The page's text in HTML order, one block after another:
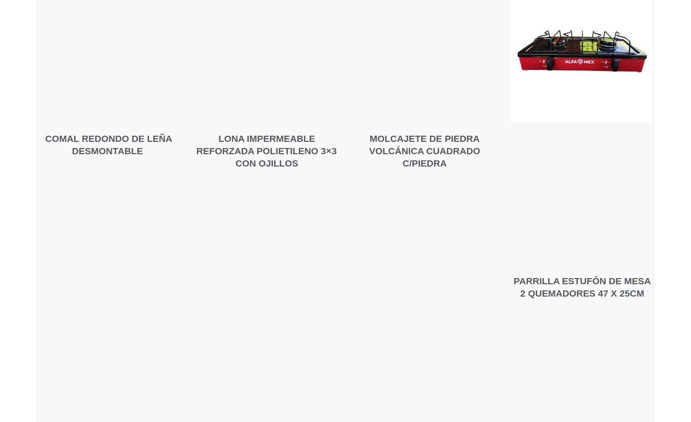
COMAL REDONDO DE LEÑA
DESMONTABLE
LONA IMPERMEABLE
REFORZADA POLIETILENO 3×3
CON OJILLOS
MOLCAJETE DE PIEDRA
VOLCÁNICA CUADRADO
C/PIEDRA
PARRILLA ESTUFÓN DE MESA
2 QUEMADORES 47 X 25CM